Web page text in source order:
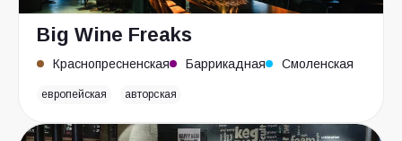
Big Wine Freaks
Краснопресненская Баррикадная Смоленская
европейская авторская